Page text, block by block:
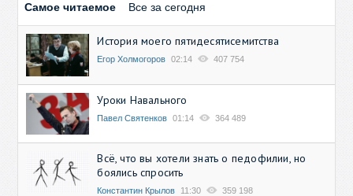
Самое читаемое Все за сегодня
История моего пятидесятисемитства
Егор Холмогоров 02:14 407 754
Уроки Навального
Павел Святенков 01:14 364 489
Всё, что вы хотели знать о педофилии, но
боялись спросить
Константин Крылов 11:30 359 198